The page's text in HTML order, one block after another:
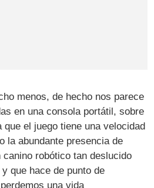
menos, de hecho nos parece
en una consola portátil, sobre
que el juego tiene una velocidad
la abundante presencia de
canino robótico tan deslucido
que hace de punto de
una vida